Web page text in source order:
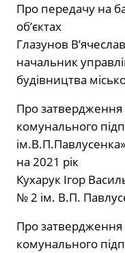
Про передачу на
обʼєктах
Глазунов
начальник
будівництва
Про затвердження
комунального
на 2021 рік
Кухарук Ігор
№ 2 ім. В.П.
Про затвердження
комунального